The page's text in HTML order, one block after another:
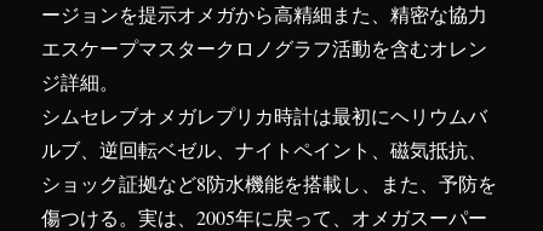
ージョンを提示オメガから高精細また、精密な協力
エスケープマスタークロノグラフ活動を含むオレン
ジ詳細。
シムセレブオメガレプリカ時計は最初にヘリウムバ
ルブ、逆回転ベゼル、ナイトペイント、磁気抵抗、
ショック証拠など8防水機能を搭載し、また、予防を
傷つける。実は、2005年に戻って、オメガスーパー